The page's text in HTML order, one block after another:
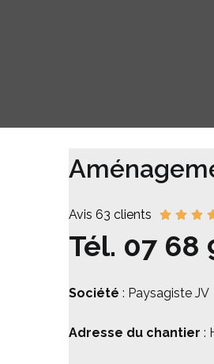
Avis 63 clients
Tél. 07 68
Société : Paysagiste JV
Adresse du chantier :